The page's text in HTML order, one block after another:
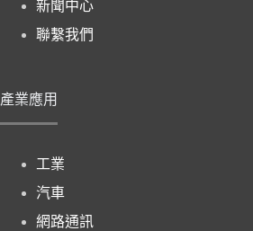
新聞中心
聯繫我們
產業應用
工業
汽車
網路通訊